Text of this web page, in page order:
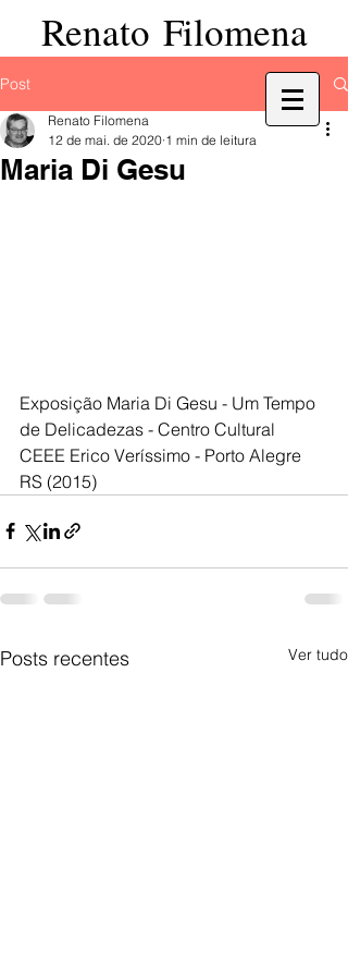
Renato Filomena
Post
Maria Di Gesu
Renato Filomena
12 de mai. de 2020 1 min de leitura
Exposição Maria Di Gesu - Um Tempo
de Delicadezas - Centro Cultural
CEEE Erico Veríssimo - Porto Alegre
RS (2015)
Posts recentes Ver tudo